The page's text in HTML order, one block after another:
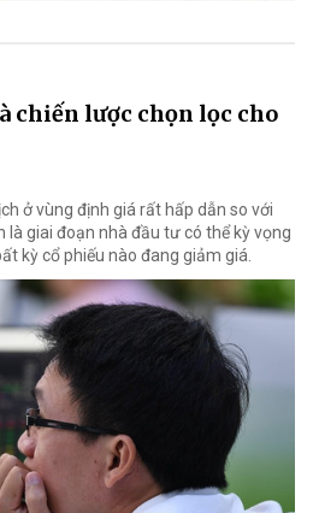
chiến lược chọn lọc cho
ở vùng định giá rất hấp dẫn so với
là giai đoạn nhà đầu tư có thể kỳ vọng
kỳ cổ phiếu nào đang giảm giá.